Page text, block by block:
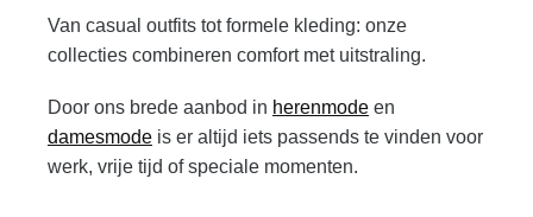
Van casual outfits tot formele kleding: onze
collecties combineren comfort met uitstraling.
Door ons brede aanbod in herenmode en
damesmode is er altijd iets passends te vinden voor
werk, vrije tijd of speciale momenten.